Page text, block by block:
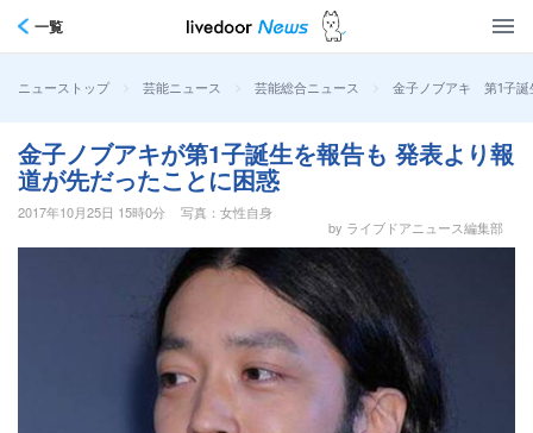
一覧
ニューストップ > 芸能ニュース > 芸能総合ニュース > 金子ノブアキ 第1子誕
金子ノブアキが第1子誕生を報告も 発表より報
道が先だったことに困惑
2017年10月25日 15時0分
写真：女性自身
by ライブドアニュース編集部